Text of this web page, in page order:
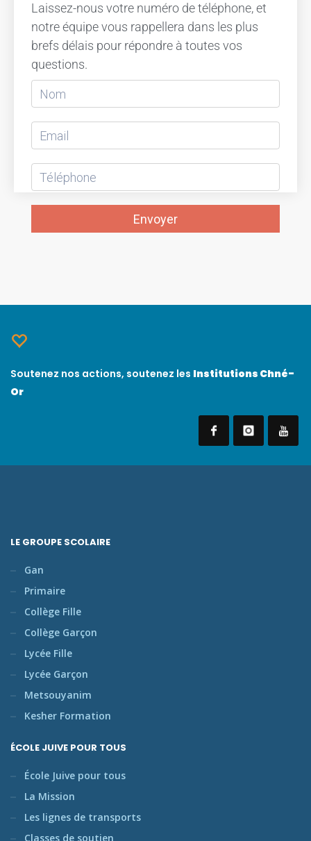
Laissez-nous votre numéro de téléphone, et
notre équipe vous rappellera dans les plus
brefs délais pour répondre à toutes vos
questions.
Soutenez nos actions, soutenez les Institutions Chné-
Or
LE GROUPE SCOLAIRE
Gan
Primaire
Collège Fille
Collège Garçon
Lycée Fille
Lycée Garçon
Metsouyanim
Kesher Formation
ÉCOLE JUIVE POUR TOUS
École Juive pour tous
La Mission
Les lignes de transports
Classes de soutien